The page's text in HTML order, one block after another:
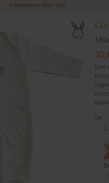
Combinaison Bébé Dou
Une
Qté :